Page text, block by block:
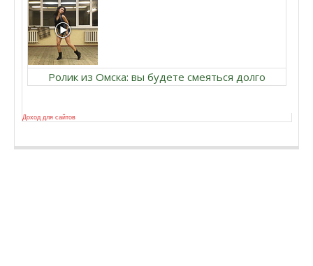
Ролик из Омска: вы будете смеяться долго
Доход для сайтов